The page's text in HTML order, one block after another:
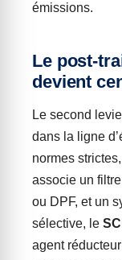
émissions.
Le post-
devient
Le second
dans la ligne
normes
associe un
ou DPF, et un
sélective, le
agent